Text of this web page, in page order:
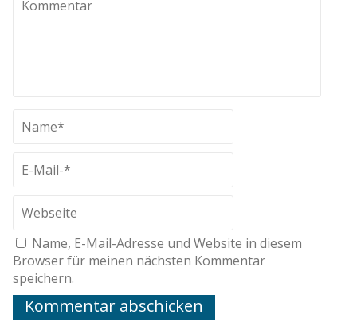
Name, E-Mail-Adresse und Website in diesem
Browser für meinen nächsten Kommentar
speichern.